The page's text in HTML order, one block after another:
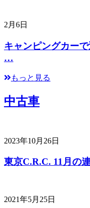
2月6日
キャンピングカー
…
もっと見る
中古車
2023年10月26日
東京C.R.C. 11月の
2021年5月25日